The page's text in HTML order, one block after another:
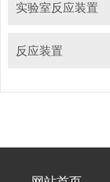
实验室反应装置
反应装置